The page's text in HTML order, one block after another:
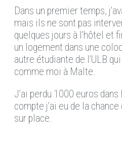
Dans un premier temps,
mais ils ne sont pas
quelques jours à l’hôtel et
un logement dans une
autre étudiante de l’ULB
comme moi à Malte.
J’ai perdu 1000 euros
compte j’ai eu de la
sur place.